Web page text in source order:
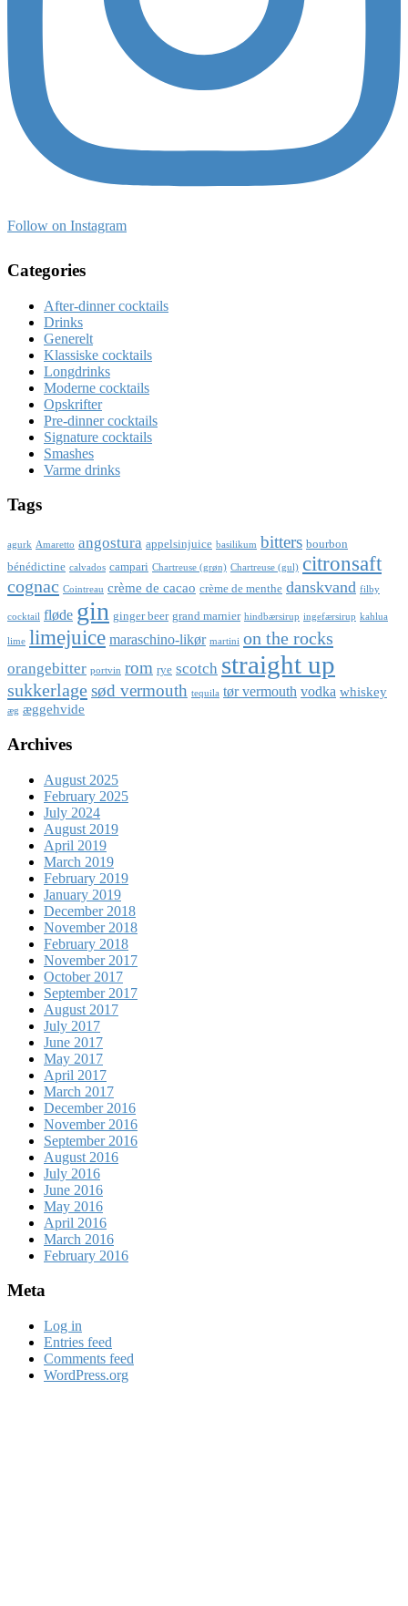
Follow on Instagram
Categories
After-dinner cocktails
Drinks
Generelt
Klassiske cocktails
Longdrinks
Moderne cocktails
Opskrifter
Pre-dinner cocktails
Signature cocktails
Smashes
Varme drinks
Tags
agurk Amaretto angostura appelsinjuice basilikum bitters bourbon
bénédictine calvados campari Chartreuse (grøn) Chartreuse (gul) citronsaft
cognac Cointreau crème de cacao crème de menthe danskvand filby
cocktail fløde gin ginger beer grand marnier hindbærsirup ingefærsirup kahlua
lime limejuice maraschino-likør martini on the rocks
orangebitter portvin rom rye scotch straight up
sukkerlagesød vermouth tequila tør vermouth vodka whiskey
æg æggehvide
Archives
August 2025
February 2025
July 2024
August 2019
April 2019
March 2019
February 2019
January 2019
December 2018
November 2018
February 2018
November 2017
October 2017
September 2017
August 2017
July 2017
June 2017
May 2017
April 2017
March 2017
December 2016
November 2016
September 2016
August 2016
July 2016
June 2016
May 2016
April 2016
March 2016
February 2016
Meta
Log in
Entries feed
Comments feed
WordPress.org